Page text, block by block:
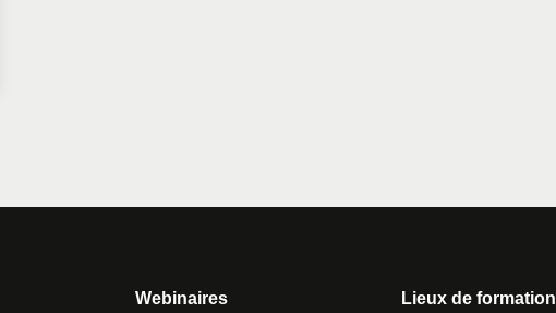
Webinaires
Lieux de formation